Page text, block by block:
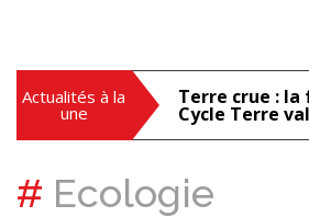
Actualités à la
une
Terre crue : la
Cycle Terre
# Ecologie